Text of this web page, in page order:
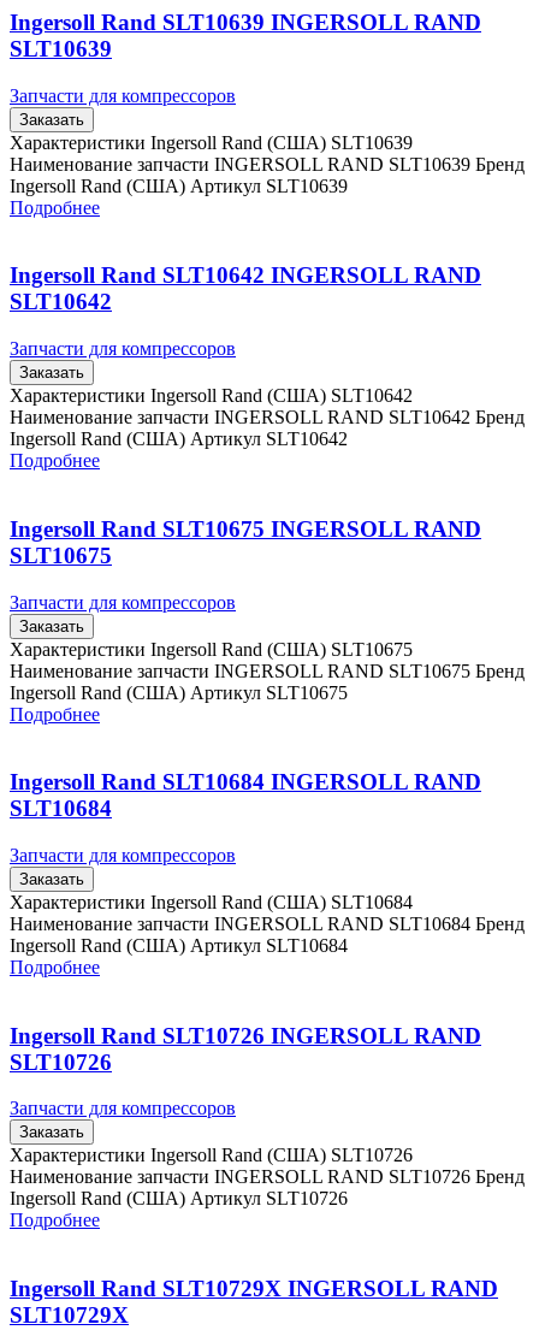
Ingersoll Rand SLT10639 INGERSOLL RAND
SLT10639
Запчасти для компрессоров
Заказать
Характеристики Ingersoll Rand (США) SLT10639
Наименование запчасти INGERSOLL RAND SLT10639 Бренд
Ingersoll Rand (США) Артикул SLT10639
Подробнее
Ingersoll Rand SLT10642 INGERSOLL RAND
SLT10642
Запчасти для компрессоров
Заказать
Характеристики Ingersoll Rand (США) SLT10642
Наименование запчасти INGERSOLL RAND SLT10642 Бренд
Ingersoll Rand (США) Артикул SLT10642
Подробнее
Ingersoll Rand SLT10675 INGERSOLL RAND
SLT10675
Запчасти для компрессоров
Заказать
Характеристики Ingersoll Rand (США) SLT10675
Наименование запчасти INGERSOLL RAND SLT10675 Бренд
Ingersoll Rand (США) Артикул SLT10675
Подробнее
Ingersoll Rand SLT10684 INGERSOLL RAND
SLT10684
Запчасти для компрессоров
Заказать
Характеристики Ingersoll Rand (США) SLT10684
Наименование запчасти INGERSOLL RAND SLT10684 Бренд
Ingersoll Rand (США) Артикул SLT10684
Подробнее
Ingersoll Rand SLT10726 INGERSOLL RAND
SLT10726
Запчасти для компрессоров
Заказать
Характеристики Ingersoll Rand (США) SLT10726
Наименование запчасти INGERSOLL RAND SLT10726 Бренд
Ingersoll Rand (США) Артикул SLT10726
Подробнее
Ingersoll Rand SLT10729X INGERSOLL RAND
SLT10729X